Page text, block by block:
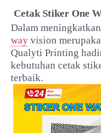
Cetak Stiker One
Dalam
way vision
Qualyti Printing
kebutuhan cetak
terbaik.